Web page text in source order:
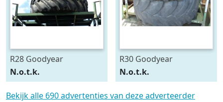
R28 Goodyear
540/75R28
N.o.t.k.
R30 Goodyear
600/70R30
N.o.t.k.
Bekijk alle 690 advertenties van deze adverteerder